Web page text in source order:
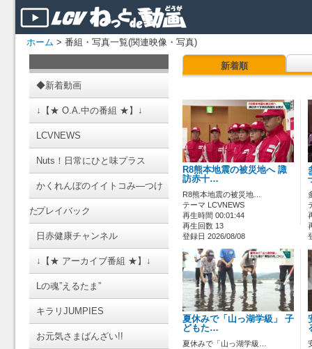
ホーム > 番組・写真一覧(関連映像・写真)
◆新着動画
↓【★ O.A.中の番組 ★】↓
LCVNEWS
Nuts！日常にひと味プラス
かくれんぼのイイトコみ―つけ
たプレイバック
日赤健康チャンネル
↓【★ アーカイブ番組 ★】↓
Lの魂”えるたま”
キラリJUMPIES
お元気さまばんざい!!
新着順
R8熊本地震の被災地へ 諏
訪赤十…
R8熊本地震の被災地…
テーマ LCVNEWS
再生時間 00:01:44
再生回数 13
登録日 2026/08/08
夏休みで「山っ湖学級」 子
どもた…
夏休みで「山っ湖学級…